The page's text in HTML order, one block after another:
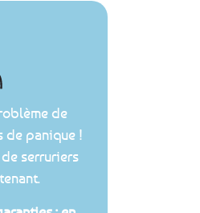
de
de panique !
serruriers